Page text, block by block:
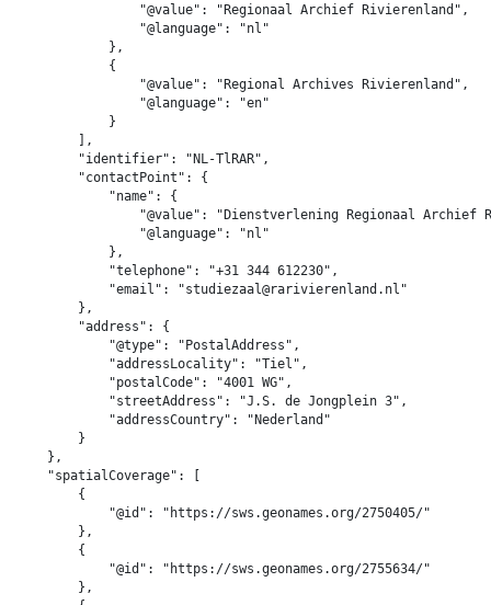
                "@value": "Regionaal Archief Rivierenland",
                "@language": "nl"
            },
            {
                "@value": "Regional Archives Rivierenland",
                "@language": "en"
            }
        ],
        "identifier": "NL-TlRAR",
        "contactPoint": {
            "name": {
"@value": "Dienstverlening Regionaal Archief
                "@language": "nl"
            },
            "telephone": "+31 344 612230",
            "email": "studiezaal@rarivierenland.nl"
        },
        "address": {
            "@type": "PostalAddress",
            "addressLocality": "Tiel",
            "postalCode": "4001 WG",
            "streetAddress": "J.S. de Jongplein 3",
            "addressCountry": "Nederland"
        }
    },
    "spatialCoverage": [
        {
            "@id": "https://sws.geonames.org/2750405/"
        },
        {
            "@id": "https://sws.geonames.org/2755634/"
        },